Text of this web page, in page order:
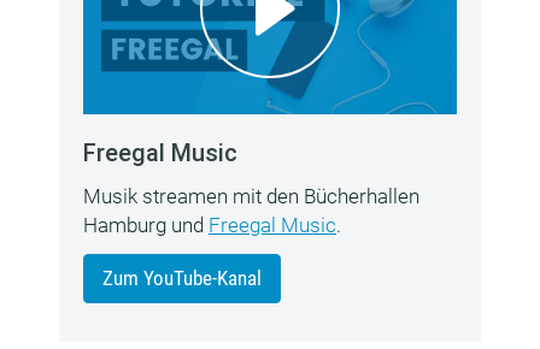
Freegal Music
Musik streamen mit den Bücherhallen
Hamburg und Freegal Music.
Zum YouTube-Kanal